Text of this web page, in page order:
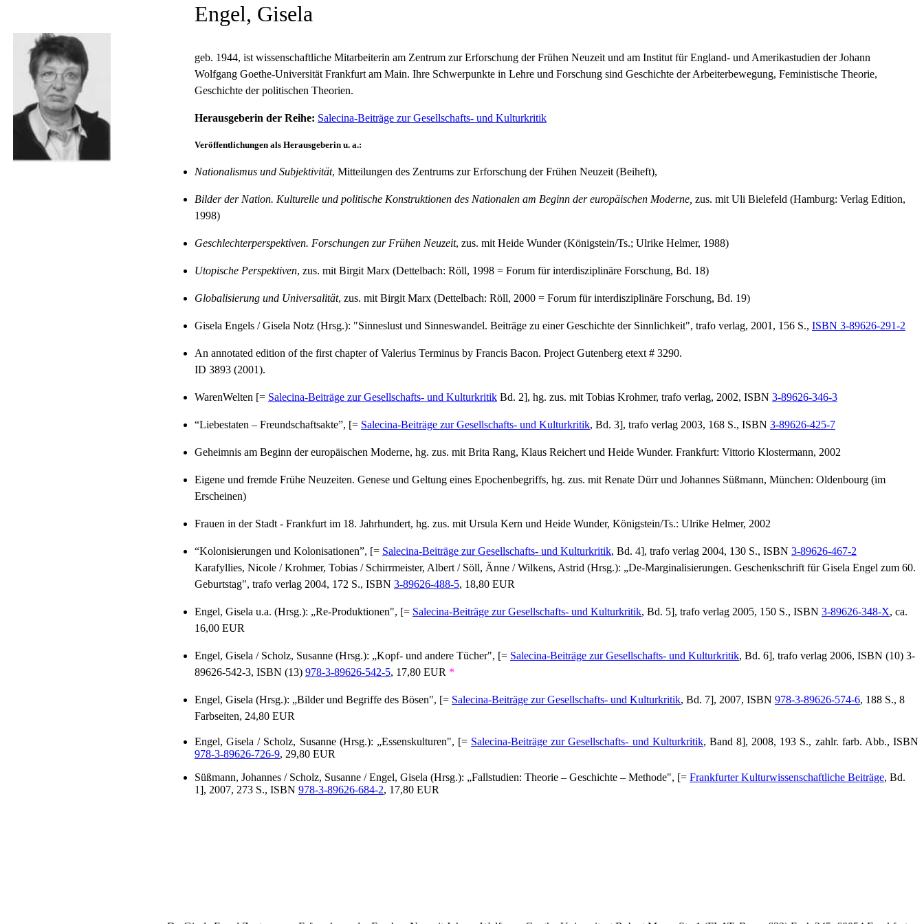
Engel, Gisela
geb. 1944, ist wissenschaftliche Mitarbeiterin am Zentrum zur Erforschung der Frühen Neuzeit und am Institut für England- und Amerikastudien der Johann
Wolfgang Goethe-Universität Frankfurt am Main. Ihre Schwerpunkte in Lehre und Forschung sind Geschichte der Arbeiterbewegung, Feministische Theorie,
Geschichte der politischen Theorien.
Herausgeberin der Reihe: Salecina-Beiträge zur Gesellschafts- und Kulturkritik
Veröffentlichungen als Herausgeberin u. a.:
Nationalismus und Subjektivität, Mitteilungen des Zentrums zur Erforschung der Frühen Neuzeit (Beiheft),
Bilder der Nation. Kulturelle und politische Konstruktionen des Nationalen am Beginn der europäischen Moderne, zus. mit Uli Bielefeld (Hamburg: Verlag Edition,
1998)
Geschlechterperspektiven. Forschungen zur Frühen Neuzeit, zus. mit Heide Wunder (Königstein/Ts.; Ulrike Helmer, 1988)
Utopische Perspektiven, zus. mit Birgit Marx (Dettelbach: Röll, 1998 = Forum für interdisziplinäre Forschung, Bd. 18)
Globalisierung und Universalität, zus. mit Birgit Marx (Dettelbach: Röll, 2000 = Forum für interdisziplinäre Forschung, Bd. 19)
Gisela Engels / Gisela Notz (Hrsg.): "Sinneslust und Sinneswandel. Beiträge zu einer Geschichte der Sinnlichkeit", trafo verlag, 2001, 156 S., ISBN 3-89626-291-2
An annotated edition of the first chapter of Valerius Terminus by Francis Bacon. Project Gutenberg etext # 3290.
ID 3893 (2001).
WarenWelten [= Salecina-Beiträge zur Gesellschafts- und Kulturkritik Bd. 2], hg. zus. mit Tobias Krohmer, trafo verlag, 2002, ISBN 3-89626-346-3
“Liebestaten – Freundschaftsakte”, [= Salecina-Beiträge zur Gesellschafts- und Kulturkritik, Bd. 3], trafo verlag 2003, 168 S., ISBN 3-89626-425-7
Geheimnis am Beginn der europäischen Moderne, hg. zus. mit Brita Rang, Klaus Reichert und Heide Wunder. Frankfurt: Vittorio Klostermann, 2002
Eigene und fremde Frühe Neuzeiten. Genese und Geltung eines Epochenbegriffs, hg. zus. mit Renate Dürr und Johannes Süßmann, München: Oldenbourg (im
Erscheinen)
Frauen in der Stadt - Frankfurt im 18. Jahrhundert, hg. zus. mit Ursula Kern und Heide Wunder, Königstein/Ts.: Ulrike Helmer, 2002
“Kolonisierungen und Kolonisationen”, [= Salecina-Beiträge zur Gesellschafts- und Kulturkritik, Bd. 4], trafo verlag 2004, 130 S., ISBN 3-89626-467-2
Karafyllies, Nicole / Krohmer, Tobias / Schirrmeister, Albert / Söll, Änne / Wilkens, Astrid (Hrsg.): „De-Marginalisierungen. Geschenkschrift für Gisela Engel zum 60.
Geburtstag", trafo verlag 2004, 172 S., ISBN 3-89626-488-5, 18,80 EUR
Engel, Gisela u.a. (Hrsg.): „Re-Produktionen", [= Salecina-Beiträge zur Gesellschafts- und Kulturkritik, Bd. 5], trafo verlag 2005, 150 S., ISBN 3-89626-348-X, ca.
16,00 EUR
Engel, Gisela / Scholz, Susanne (Hrsg.): „Kopf- und andere Tücher", [= Salecina-Beiträge zur Gesellschafts- und Kulturkritik, Bd. 6], trafo verlag 2006, ISBN (10) 3-
89626-542-3, ISBN (13) 978-3-89626-542-5, 17,80 EUR *
Engel, Gisela (Hrsg.): „Bilder und Begriffe des Bösen", [= Salecina-Beiträge zur Gesellschafts- und Kulturkritik, Bd. 7], 2007, ISBN 978-3-89626-574-6, 188 S., 8
Farbseiten, 24,80 EUR
Engel, Gisela / Scholz, Susanne (Hrsg.): „Essenskulturen", [= Salecina-Beiträge zur Gesellschafts- und Kulturkritik, Band 8], 2008, 193 S., zahlr. farb. Abb., ISBN
978-3-89626-726-9, 29,80 EUR
Süßmann, Johannes / Scholz, Susanne / Engel, Gisela (Hrsg.): „Fallstudien: Theorie – Geschichte – Methode", [= Frankfurter Kulturwissenschaftliche Beiträge, Bd.
1], 2007, 273 S., ISBN 978-3-89626-684-2, 17,80 EUR